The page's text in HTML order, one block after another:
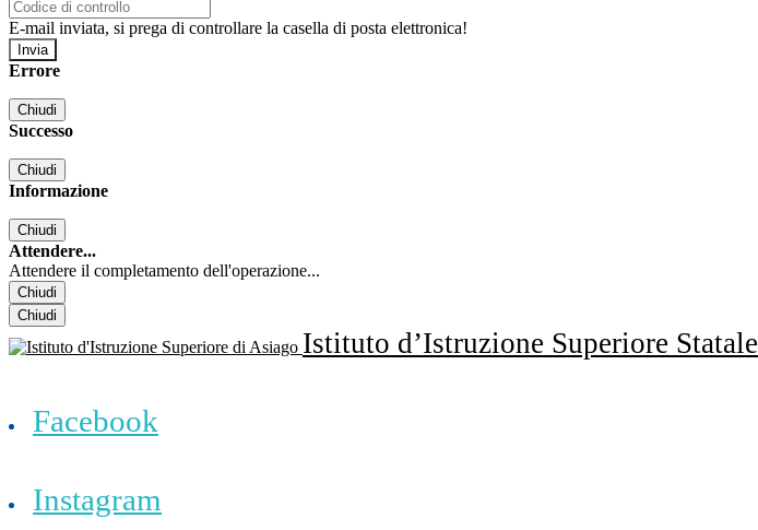
E-mail inviata, si prega di controllare la casella di posta elettronica!
Errore
Chiudi
Successo
Chiudi
Informazione
Chiudi
Attendere...
Attendere il completamento dell'operazione...
Chiudi
Chiudi
Istituto d’Istruzione Superiore Statale
Facebook
Instagram